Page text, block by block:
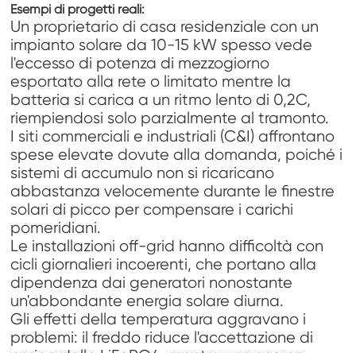
Esempi di progetti reali:
Un proprietario di casa residenziale con un
impianto solare da 10-15 kW spesso vede
l'eccesso di potenza di mezzogiorno
esportato alla rete o limitato mentre la
batteria si carica a un ritmo lento di 0,2C,
riempiendosi solo parzialmente al tramonto.
I siti commerciali e industriali (C&I) affrontano
spese elevate dovute alla domanda, poiché i
sistemi di accumulo non si ricaricano
abbastanza velocemente durante le finestre
solari di picco per compensare i carichi
pomeridiani.
Le installazioni off-grid hanno difficoltà con
cicli giornalieri incoerenti, che portano alla
dipendenza dai generatori nonostante
un'abbondante energia solare diurna.
Gli effetti della temperatura aggravano i
problemi: il freddo riduce l'accettazione di